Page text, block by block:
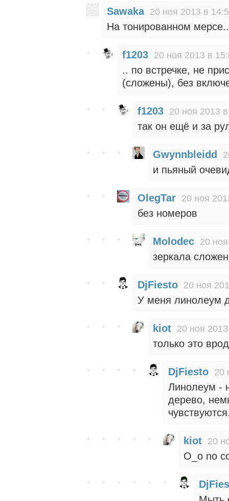
Sawaka 20 ноя 2013 в
На тонированном
f1203 20 ноя 2013 в
.. по встречке, не
(сложены), без
f1203 20 ноя 2013
так он ещё и за
Gwynnbleidd
и пьяный
OlegTar 20 ноя
без номеров
Molodec 20
зеркала
DjFiesto 20 ноя
У меня линолеум
kiot 20 ноя
только это
DjFiesto 20
Линолеум -
дерево,
kiot 20
О_о no